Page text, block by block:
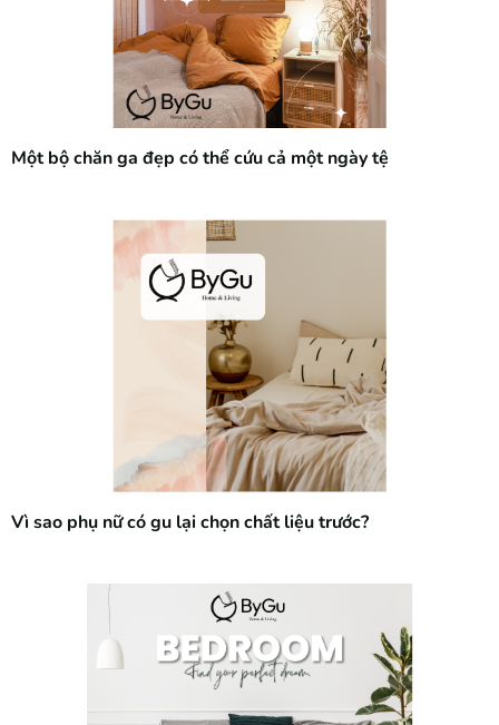
Một bộ chăn ga đẹp có thể cứu cả một ngày tệ
Vì sao phụ nữ có gu lại chọn chất liệu trước?